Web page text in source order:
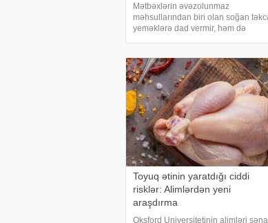
Mətbəxlərin əvəzolunmaz
məhsullarından biri olan soğan
yeməklərə dad vermir, həm də
vitaminlər, minerallar və
antioksidantlar sayəsində soğa
Toyuq ətinin yaratdığı ciddi
risklər: Alimlərdən yeni
araşdırma
Oksford Universitetinin alimləri